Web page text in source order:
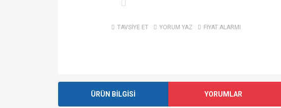
TAVSİYE ET YORUM YAZ FİYAT ALARMI
ÜRÜN BİLGİSİ YORUMLAR